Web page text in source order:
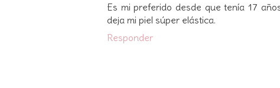
Es mi preferido desde que tenía 17
deja mi piel súper elástica.
Responder